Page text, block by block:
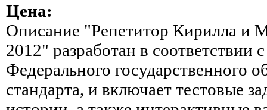
Цена:
Описание "Репетитор Кирилла и
2012" разработан в соответствии
Федерального государственного
стандарта, и включает тестовые